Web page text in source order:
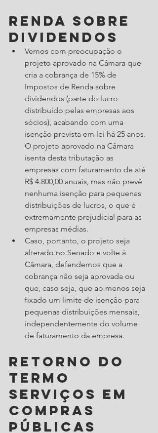
Renda sobre
dividendos
Vemos com preocupação o
projeto aprovado na Câmara que
cria a cobrança de 15% de
Impostos de Renda sobre
dividendos (parte do lucro
distribuído pelas empresas aos
sócios), acabando com uma
isenção prevista em lei há 25 anos.
O projeto aprovado na Câmara
isenta desta tributação as
empresas com faturamento de até
R$ 4.800,00 anuais, mas não prevê
nenhuma isenção para pequenas
distribuições de lucros, o que é
extremamente prejudicial para as
empresas médias.
Caso, portanto, o projeto seja
alterado no Senado e volte à
Câmara, defendemos que a
cobrança não seja aprovada ou
que, caso seja, que ao menos seja
fixado um limite de isenção para
pequenas distribuições mensais,
independentemente do volume
de faturamento da empresa.
Retorno do
termo
serviços em
compras
Públicas